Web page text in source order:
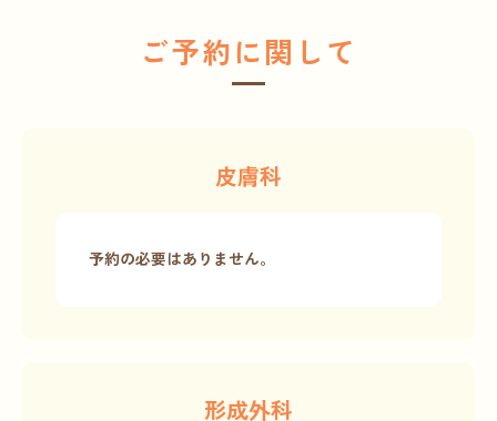
ご予約に関して
皮膚科
予約の必要はありません。
形成外科